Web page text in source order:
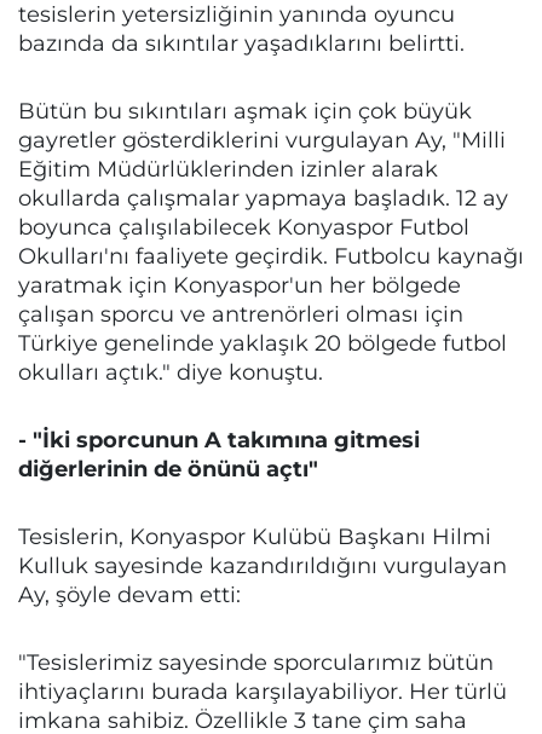
tesislerin yetersizliğinin yanında oyuncu
bazında da sıkıntılar yaşadıklarını belirtti.
Bütün bu sıkıntıları aşmak için çok büyük
gayretler gösterdiklerini vurgulayan Ay, "Milli
Eğitim Müdürlüklerinden izinler alarak
okullarda çalışmalar yapmaya başladık. 12 ay
boyunca çalışılabilecek Konyaspor Futbol
Okulları'nı faaliyete geçirdik. Futbolcu kaynağı
yaratmak için Konyaspor'un her bölgede
çalışan sporcu ve antrenörleri olması için
Türkiye genelinde yaklaşık 20 bölgede futbol
okulları açtık." diye konuştu.
- "İki sporcunun A takımına gitmesi
diğerlerinin de önünü açtı"
Tesislerin, Konyaspor Kulübü Başkanı Hilmi
Kulluk sayesinde kazandırıldığını vurgulayan
Ay, şöyle devam etti:
"Tesislerimiz sayesinde sporcularımız bütün
ihtiyaçlarını burada karşılayabiliyor. Her türlü
imkana sahibiz. Özellikle 3 tane çim saha